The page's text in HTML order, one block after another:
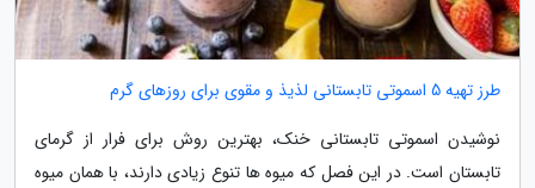
طرز تهیه 5 اسموتی تابستانی لذیذ و مقوی برای روزهای گرم
نوشیدن اسموتی تابستانی خنک، بهترین روش برای فرار از گرمای
تابستان است. در این فصل که میوه ها تنوع زیادی دارند، با همان میوه